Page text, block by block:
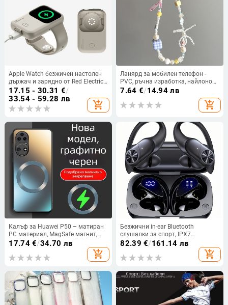
Apple Watch безжичен настолен
държач и зарядно от Red Electric
Technology — 41 g, хартиена
кутия, съвместим с Apple Watch и
други модели Apple
17.15 - 30.31 €/
33.54 - 59.28 лв
add_shopping_cart
Ланярд за мобилен телефон -
PVC, ръчна изработка, найлонов
шнур, персонализиране
7.64 €/14.94 лв
add_shopping_cart
Калъф за Huawei P50 – матиран
PC материал, MagSafe магнит,
противоударен
17.74€/34.70 лв
add_shopping_cart
Безжични in-ear Bluetooth
слушалки за спорт, IPX7
водоустойчиви, дълъг живот на
шумопотискане
82.39 €/161.14 лв
add_shopping_cart